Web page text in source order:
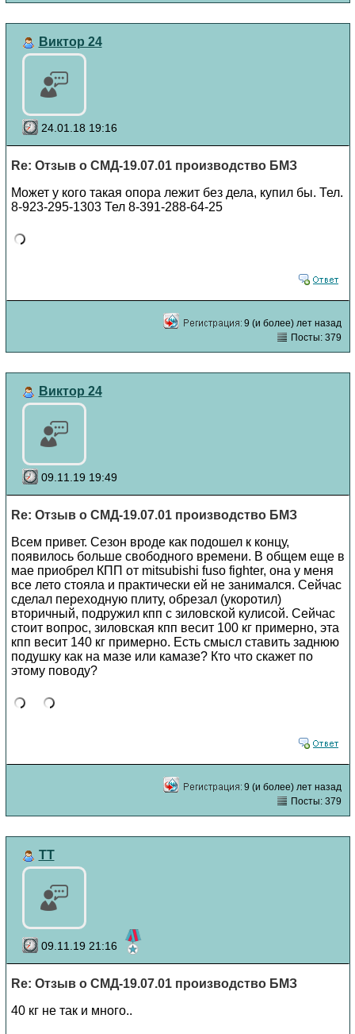
Виктор 24
24.01.18 19:16
Re: Отзыв о СМД-19.07.01 производство БМЗ
Может у кого такая опора лежит без дела, купил бы. Тел.
8-923-295-1303 Тел 8-391-288-64-25
9 (и более) лет назад
Посты: 379
Виктор 24
09.11.19 19:49
Re: Отзыв о СМД-19.07.01 производство БМЗ
Всем привет. Сезон вроде как подошел к концу,
появилось больше свободного времени. В общем еще в
мае приобрел КПП от mitsubishi fuso fighter, она у меня
все лето стояла и практически ей не занимался. Сейчас
сделал переходную плиту, обрезал (укоротил)
вторичный, подружил кпп с зиловской кулисой. Сейчас
стоит вопрос, зиловская кпп весит 100 кг примерно, эта
кпп весит 140 кг примерно. Есть смысл ставить заднюю
подушку как на мазе или камазе? Кто что скажет по
этому поводу?
9 (и более) лет назад
Посты: 379
TT
09.11.19 21:16
Re: Отзыв о СМД-19.07.01 производство БМЗ
40 кг не так и много..